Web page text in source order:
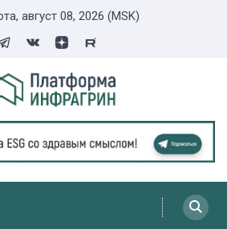
август 08, 2026 (MSK)